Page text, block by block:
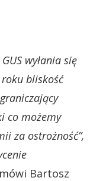
wyłania się
bliskość
co możemy
za ostrożność”,
Bartosz